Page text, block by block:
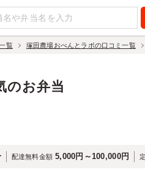
覧 塚田農場おべんとラボの口コミ一覧
のお弁当
配達無料金額 5,000円～100,000円